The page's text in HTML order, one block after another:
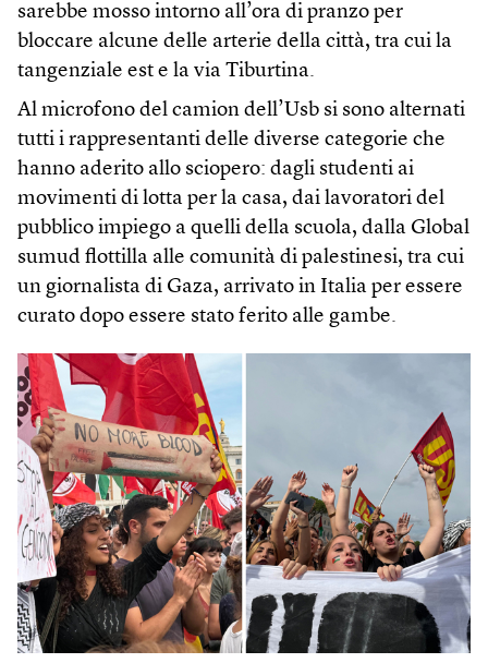
sarebbe mosso intorno all’ora di pranzo per
bloccare alcune delle arterie della città, tra cui la
tangenziale est e la via Tiburtina.
Al microfono del camion dell’Usb si sono alternati
tutti i rappresentanti delle diverse categorie che
hanno aderito allo sciopero: dagli studenti ai
movimenti di lotta per la casa, dai lavoratori del
pubblico impiego a quelli della scuola, dalla Global
sumud flottilla alle comunità di palestinesi, tra cui
un giornalista di Gaza, arrivato in Italia per essere
curato dopo essere stato ferito alle gambe.